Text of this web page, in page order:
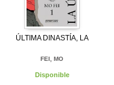
ÚLTIMA DINASTÍA, LA
FEI, MO
Disponible